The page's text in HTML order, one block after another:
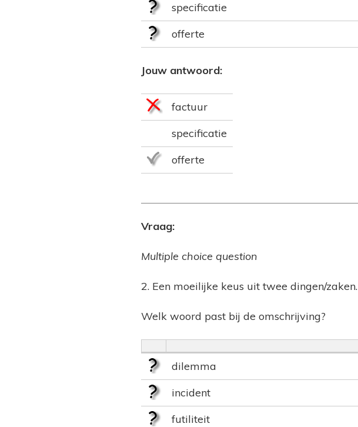
specificatie
offerte
Jouw antwoord:
factuur
specificatie
offerte
Vraag:
Multiple choice question
2. Een moeilijke keus uit twee dingen/zaken.
Welk woord past bij de omschrijving?
dilemma
incident
futiliteit